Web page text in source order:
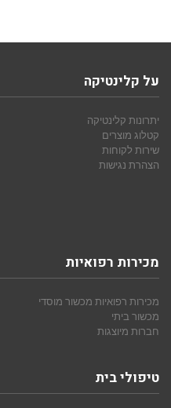
על קלינטיקה
יתרונות קלינטיקה
קטלוג מוצרים
שירות לקוחות
הצהרת נגישות
מכירות רפואיות
מכירות רפואיות מכשור מוסדי
מכשור ביתי
חברות מיוצגות
טיפולי בית